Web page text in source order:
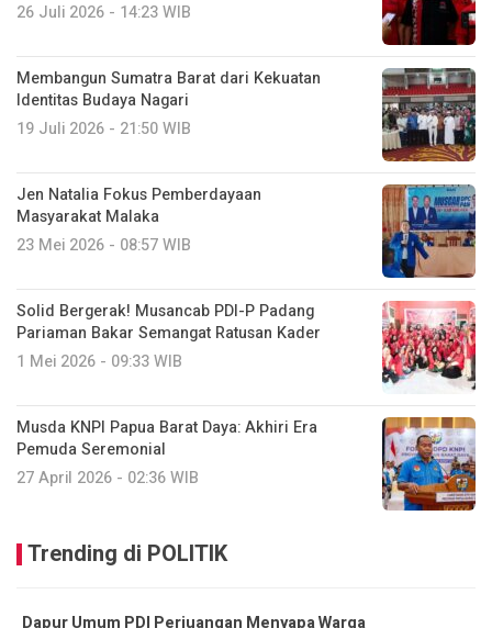
26 Juli 2026 - 14:23 WIB
Membangun Sumatra Barat dari Kekuatan
Identitas Budaya Nagari
19 Juli 2026 - 21:50 WIB
Jen Natalia Fokus Pemberdayaan
Masyarakat Malaka
23 Mei 2026 - 08:57 WIB
Solid Bergerak! Musancab PDI-P Padang
Pariaman Bakar Semangat Ratusan Kader
1 Mei 2026 - 09:33 WIB
Musda KNPI Papua Barat Daya: Akhiri Era
Pemuda Seremonial
27 April 2026 - 02:36 WIB
Trending di POLITIK